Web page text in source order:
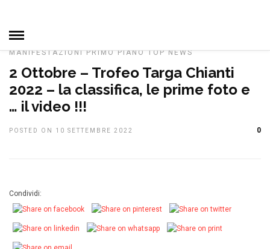
MANIFESTAZIONI
MANIFESTAZIONI PRIMO PIANO TOP NEWS
2 Ottobre – Trofeo Targa Chianti
2022 – la classifica, le prime foto e
… il video !!!
POSTED ON 10 SETTEMBRE 2022 0
Condividi: